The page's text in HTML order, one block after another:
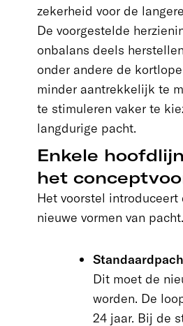
zekerheid voor de
De voorgestelde
onbalans deels
onder andere de
minder aantrekkelijk te
te stimuleren vaker te
langdurige pacht.
Enkele
het
Het voorstel introduceert
nieuwe vormen van pacht.
Dit moet de
worden. De
24 jaar. Bij de